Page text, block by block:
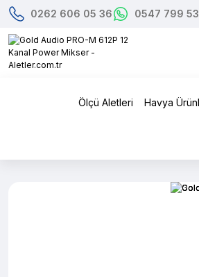
0262 606 05 36 0547 799
Ölçü Aletleri Havya